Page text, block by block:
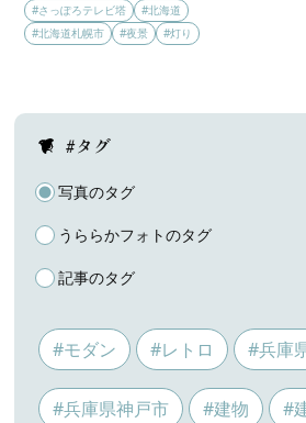
#さっぽろテレビ塔
#北海道
#北海道札幌市
#夜景 #灯り
#タグ
写真のタグ
うららかフォトのタグ
記事のタグ
#モダン #レトロ #兵庫
#兵庫県神戸市 #建物 #